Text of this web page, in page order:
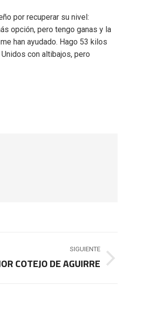
por recuperar su nivel:
opción, pero tengo ganas y la
han ayudado. Hago 53 kilos
con altibajos, pero
SIGUIENTE
COTEJO DE AGUIRRE